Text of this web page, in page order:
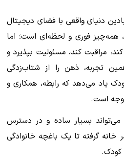
دنیای واقعی با فضای دیجیتال
همه‌چیز فوری و لحظه‌ای است؛ اما
مراقبت کند، مسئولیت بپذیرد و
تجربه، ذهن را از شتاب‌زدگی
یاد می‌دهد که رابطه، همکاری و
است.
می‌تواند بسیار ساده و در دسترس
گرفته تا یک باغچه خانوادگی
کودک.